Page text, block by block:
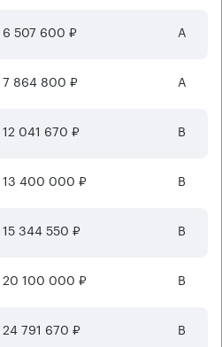
6 507 600 ₽ А
7 864 800 ₽ А
12 041 670 ₽ B
13 400 000 ₽ B
15 344 550 ₽ B
20 100 000 ₽ B
24 791 670 ₽ B